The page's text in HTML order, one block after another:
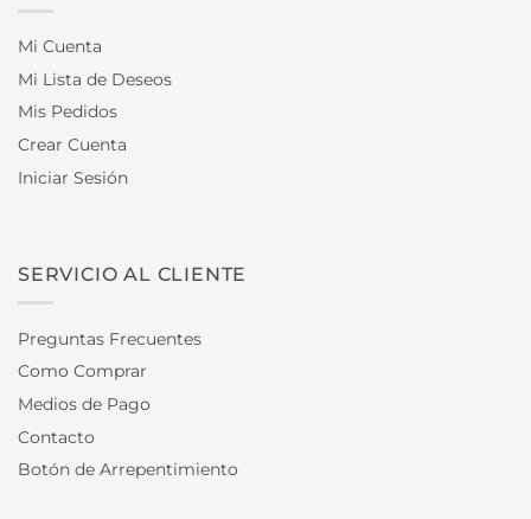
Mi Cuenta
Mi Lista de Deseos
Mis Pedidos
Crear Cuenta
Iniciar Sesión
SERVICIO AL CLIENTE
Preguntas Frecuentes
Como Comprar
Medios de Pago
Contacto
Botón de Arrepentimiento